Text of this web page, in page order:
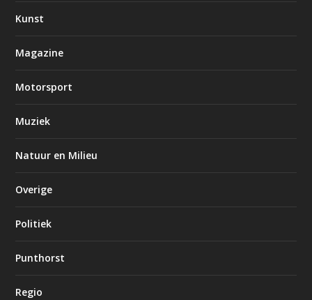
Kunst
Magazine
Motorsport
Muziek
Natuur en Milieu
Overige
Politiek
Punthorst
Regio